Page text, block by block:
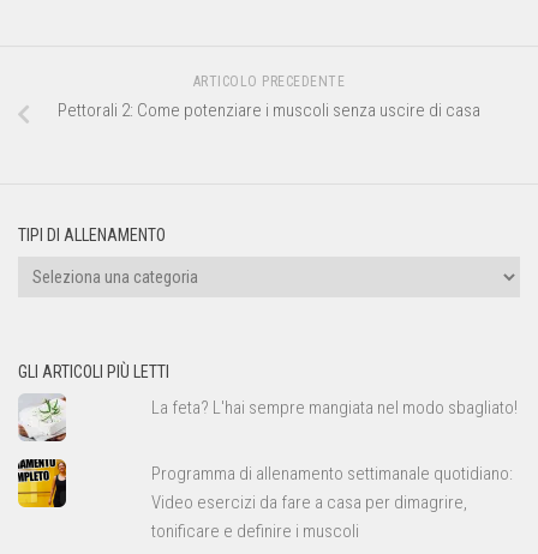
ARTICOLO PRECEDENTE
Pettorali 2: Come potenziare i muscoli senza uscire di casa
TIPI DI ALLENAMENTO
Tipi
GLI ARTICOLI PIÙ LETTI
La feta? L'hai sempre mangiata nel modo sbagliato!
Programma di allenamento settimanale quotidiano:
Video esercizi da fare a casa per dimagrire,
tonificare e definire i muscoli